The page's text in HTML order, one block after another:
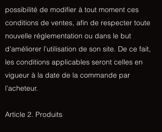
possibilité de modifier à tout moment ces
conditions de ventes, afin de respecter toute
nouvelle réglementation ou dans le but
d'améliorer l’utilisation de son site. De ce fait,
les conditions applicables seront celles en
vigueur à la date de la commande par
l’acheteur.
Article 2. Produits